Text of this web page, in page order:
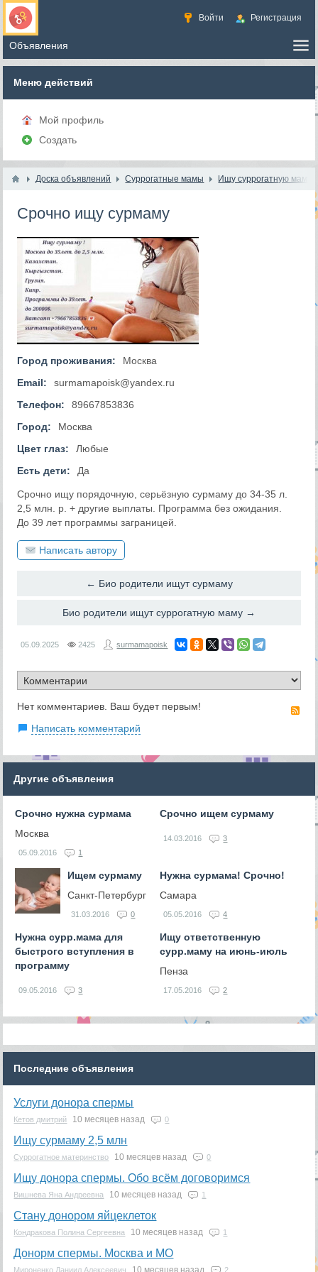
Войти Регистрация
Меню действий
Мой профиль
Создать
Доска объявлений Суррогатные мамы Ищу суррогатную маму
Срочно ищу сурмаму
Город проживания:
Москва
Email:
surmamapoisk@yandex.ru
Телефон:
89667853836
Город:
Москва
Цвет глаз:
Любые
Есть дети:
Да
Срочно ищу порядочную, серьёзную сурмаму до 34-35 л.
2,5 млн. р. + другие выплаты. Программа без ожидания.
До 39 лет программы заграницей.
Написать автору
← Био родители ищут сурмаму
Био родители ищут суррогатную маму →
05.09.2025 2425 surmamapoisk
Нет комментариев. Ваш будет первым!
Написать комментарий
Другие объявления
Срочно нужна сурмама
Москва
05.09.2016 1
Срочно ищем сурмаму
14.03.2016 3
Ищем сурмаму
Санкт-Петербург
31.03.2016 0
Нужна сурмама! Срочно!
Самара
05.05.2016 4
Нужна сурр.мама для
быстрого вступления в
программу
09.05.2016 3
Ищу ответственную
сурр.маму на июнь-июль
Пенза
17.05.2016 2
Последние объявления
Услуги донора спермы
Кетов дмитрий 10 месяцев назад 0
Ищу сурмаму 2,5 млн
Суррогатное материнство 10 месяцев назад 0
Ищу донора спермы. Обо всём договоримся
Вишнева Яна Андреевна 10 месяцев назад 1
Стану донором яйцеклеток
Кондракова Полина Сергеевна 10 месяцев назад 1
Донорм спермы. Москва и МО
Мироненко Даниил Алексеевич 10 месяцев назад 2